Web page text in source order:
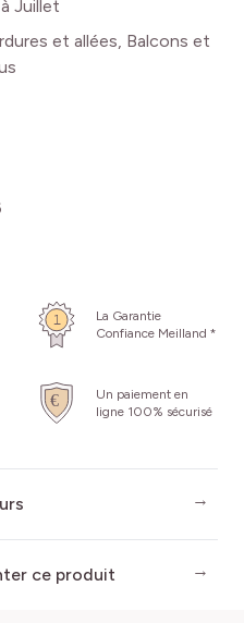
Juillet
et allées, Balcons et
La Garantie
Confiance Meilland *
Un paiement en
ligne 100% sécurisé
ce produit